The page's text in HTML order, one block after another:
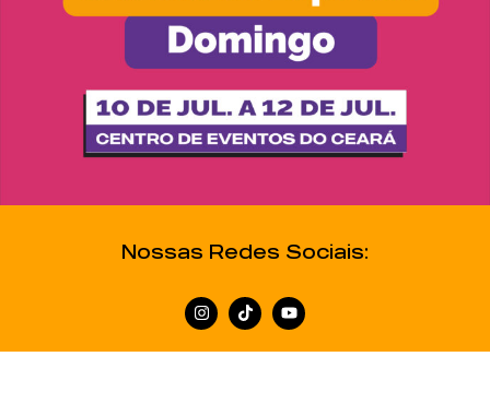
Nossas Redes Sociais: